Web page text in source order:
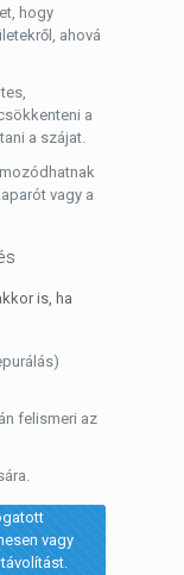
hogy
ahová
a
a szájat.
vagy a
is, ha
felismeri az
vagy